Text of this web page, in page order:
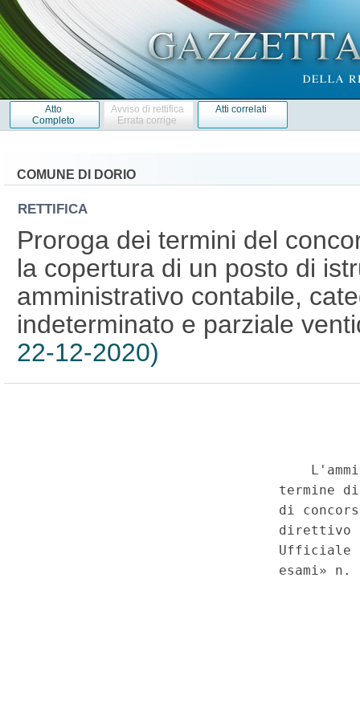
Atto
Completo
Avviso di rettifica
Errata corrige
Atti correlati
COMUNE DI DORIO
RETTIFICA
Proroga dei termini del
la copertura di un posto di
amministrativo contabile,
indeterminato e parziale
22-12-2020)